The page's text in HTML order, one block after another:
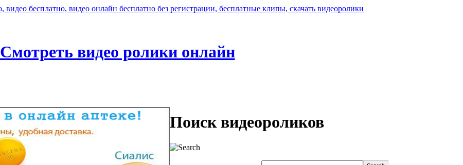
Смотреть видео ролики онлайн
Поиск видеороликов